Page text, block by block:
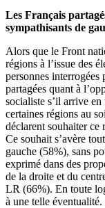
Les Français
sympathisants de
Alors que le Front
régions à l’issue des
personnes
partagées quant à
socialiste s’il arrive
certaines régions au
déclarent souhaiter ce
Ce souhait s’avère
gauche (58%), sans
exprimé dans des
de la droite et du
LR (66%). En toute
à une telle éventualité.